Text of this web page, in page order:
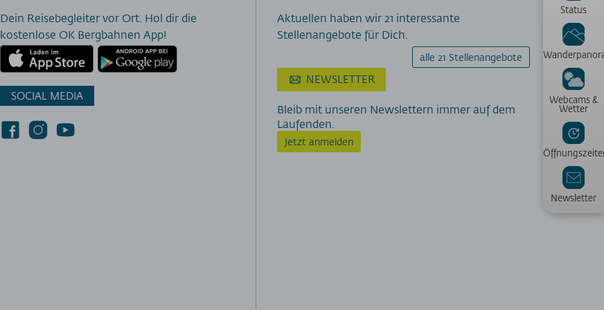
Status
Webcams &
Wetter
Newsletter
Dein Reisebegleiter vor Ort. Hol dir die
kostenlose OK Bergbahnen App!
SOCIAL MEDIA
Aktuellen haben wir 21 interessante
Stellenangebote für Dich.
alle 21 Stellenangebote
NEWSLETTER
Bleib mit unseren Newslettern immer auf dem
Laufenden.
Jetzt anmelden